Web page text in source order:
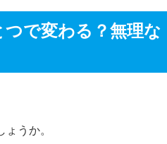
つで変わる？無理な
うか。